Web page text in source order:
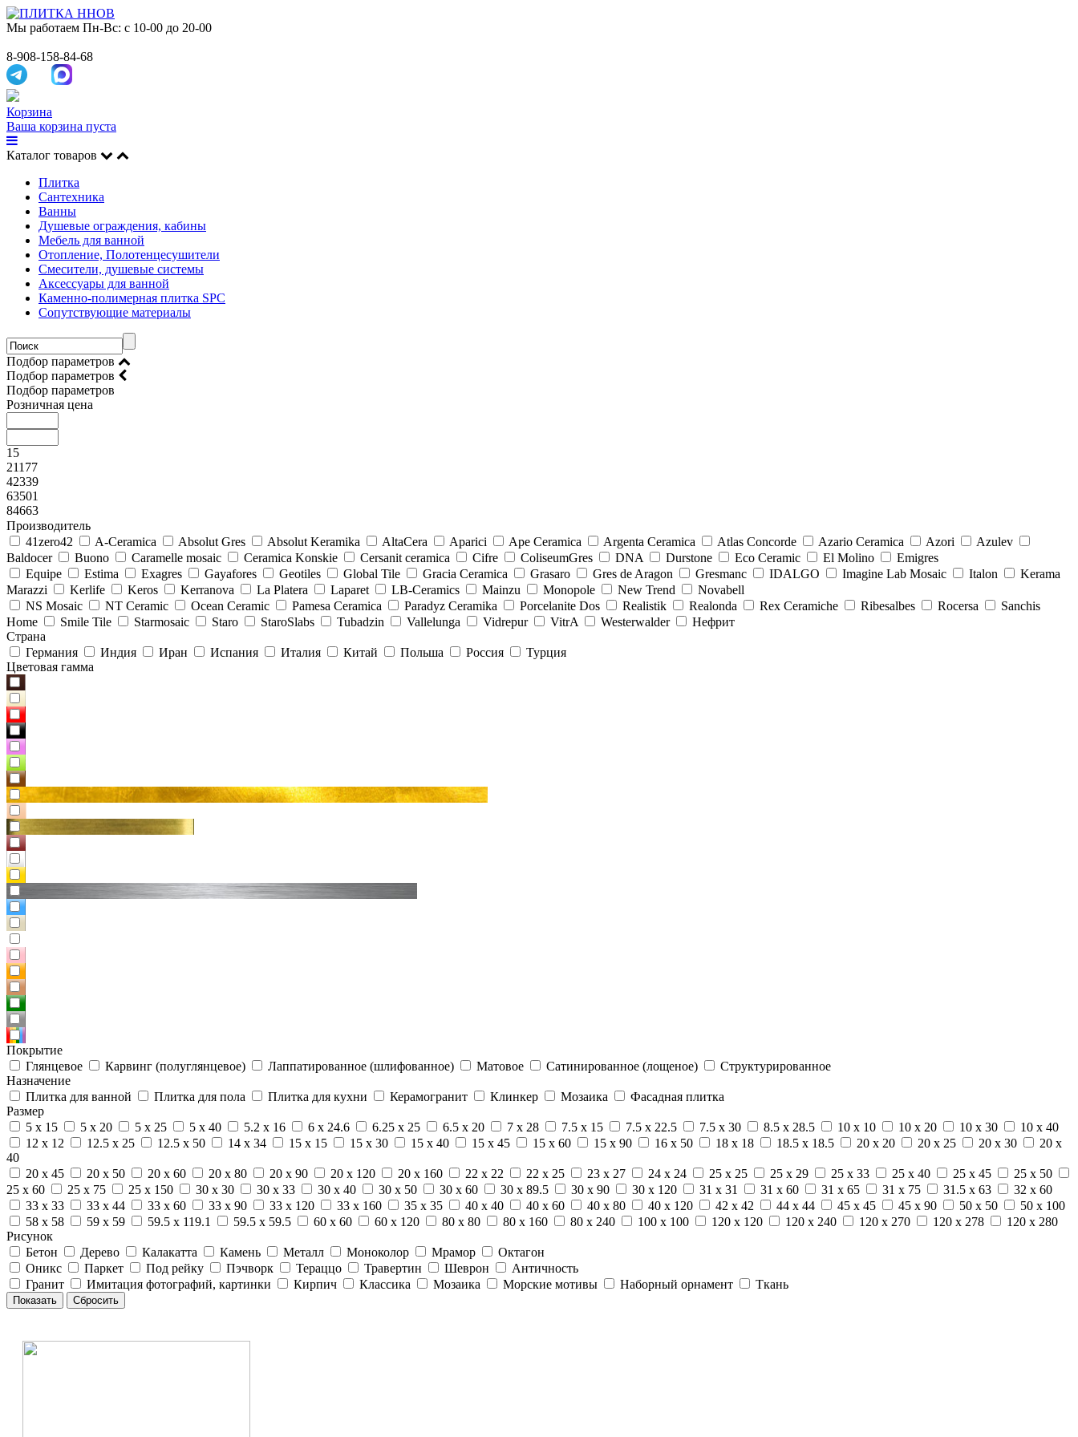
Мы работаем Пн-Вс: с 10-00 до 20-00
8-908-158-84-68
Корзина
Ваша корзина пуста
Каталог товаров
Плитка
Сантехника
Ванны
Душевые ограждения, кабины
Мебель для ванной
Отопление, Полотенцесушители
Смесители, душевые системы
Аксессуары для ванной
Каменно-полимерная плитка SPC
Сопутствующие материалы
Подбор параметров
Подбор параметров
Подбор параметров
Розничная цена
15
21177
42339
63501
84663
Производитель
41zero42
A-Ceramica Absolut Gres Absolut Keramika AltaCera Aparici Ape Ceramica Argenta Ceramica Atlas Concorde Azario Ceramica Azori
Azulev
Baldocer
Buono Caramelle mosaic Ceramica Konskie Cersanit ceramica Cifre ColiseumGres DNA Durstone Eco Ceramic El Molino
Emigres
Equipe
Estima Exagres Gayafores Geotiles Global Tile Gracia Ceramica Grasaro Gres de Aragon Gresmanc IDALGO Imagine Lab Mosaic Italon
Kerama
Marazzi
Kerlife Keros Kerranova La Platera Laparet LB-Ceramics Mainzu Monopole New Trend
Novabell
NS Mosaic
NT Ceramic Ocean Ceramic Pamesa Ceramica Paradyz Сeramika Porcelanite Dos Realistik Realonda Rex Ceramiche Ribesalbes Rocersa
Sanchis
Home
Smile Tile Starmosaic Staro StaroSlabs Tubadzin Vallelunga Vidrepur VitrA Westerwalder
Нефрит
Страна
Германия
Индия Иран Испания Италия Китай Польша Россия
Турция
Цветовая гамма
Покрытие
Глянцевое
Карвинг (полуглянцевое) Лаппатированное (шлифованное) Матовое Сатинированное (лощеное)
Структурированное
Назначение
Плитка для ванной
Плитка для пола Плитка для кухни Керамогранит Клинкер Мозаика
Фасадная плитка
Размер
5 x 15
5 x 20 5 x 25 5 x 40 5.2 x 16 6 x 24.6 6.25 x 25 6.5 x 20 7 x 28 7.5 x 15 7.5 x 22.5 7.5 x 30 8.5 x 28.5 10 x 10 10 x 20 10 x 30
10 x 40
12 x 12
12.5 x 25 12.5 x 50 14 x 34 15 x 15 15 x 30 15 x 40 15 x 45 15 x 60 15 x 90 16 x 50 18 x 18 18.5 x 18.5 20 x 20 20 x 25 20 x 30
20 x
40
20 x 45
20 x 50 20 x 60 20 x 80 20 x 90 20 x 120 20 x 160 22 x 22 22 x 25 23 x 27 24 x 24 25 x 25 25 x 29 25 x 33 25 x 40 25 x 45
25 x 50
25 x 60
25 x 75 25 x 150 30 x 30 30 x 33 30 x 40 30 x 50 30 x 60 30 x 89.5 30 x 90 30 x 120 31 x 31 31 x 60 31 x 65 31 x 75 31.5 x 63
32 x 60
33 x 33
33 x 44 33 x 60 33 x 90 33 x 120 33 x 160 35 x 35 40 x 40 40 x 60 40 x 80 40 x 120 42 x 42 44 x 44 45 x 45 45 x 90 50 x 50
50 x 100
58 x 58
59 x 59 59.5 x 119.1 59.5 x 59.5 60 x 60 60 x 120 80 x 80 80 x 160 80 x 240 100 x 100 120 x 120 120 x 240 120 x 270 120 x 278
120 x 280
Рисунок
Бетон
Дерево Калакатта Камень Металл Моноколор Мрамор
Октагон
Оникс
Паркет Под рейку Пэчворк Тераццо Травертин Шеврон
Античность
Гранит
Имитация фотографий, картинки Кирпич Классика Мозаика Морские мотивы Наборный орнамент Ткань